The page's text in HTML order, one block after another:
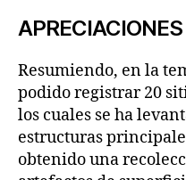
Resumiendo, en la
podido registrar 20
los cuales se ha
estructuras
obtenido una